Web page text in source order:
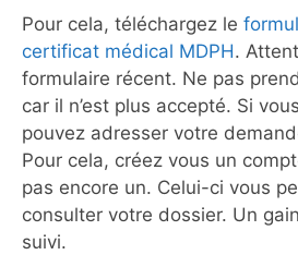
Pour cela, téléchargez le
certificat médical MDPH.
formulaire récent. Ne pas
car il n’est plus accepté. Si
pouvez adresser votre
Pour cela, créez vous un
pas encore un. Celui-ci vous
consulter votre dossier. Un
suivi.